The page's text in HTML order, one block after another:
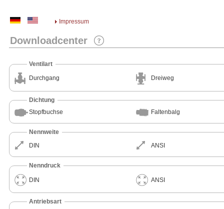
Downloadcenter
Impressum
Ventilart
Durchgang
Dreiweg
Dichtung
Stopfbuchse
Faltenbalg
Nennweite
DIN
ANSI
Nenndruck
DIN ANSI
Antriebsart